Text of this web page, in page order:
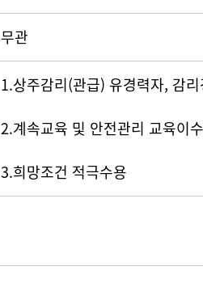
무관
1.상주감리(관급) 유경력자, 감
2.계속교육 및 안전관리 교육이
3.희망조건 적극수용